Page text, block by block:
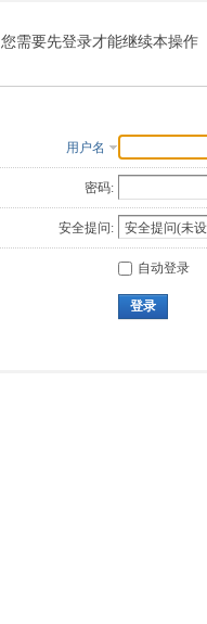
您需要先登录才能继续本操作
用户名
密码:
安全提问:
自动登录
登录